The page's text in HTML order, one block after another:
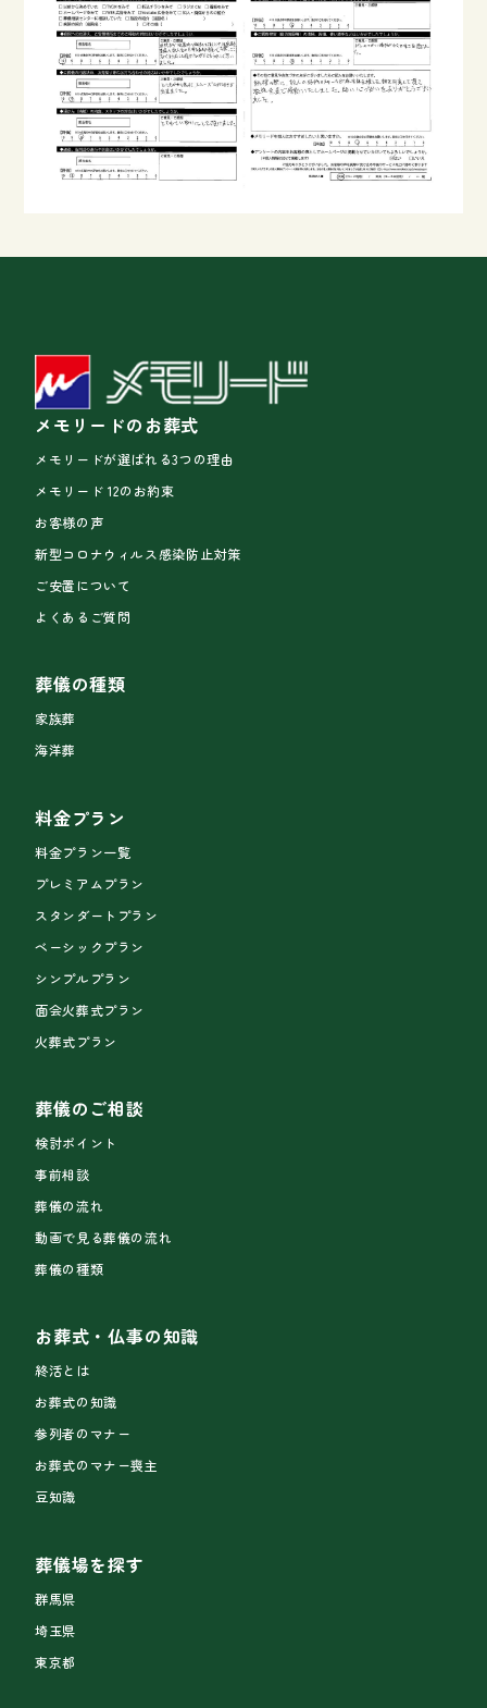
メモリードのお葬式
メモリードが選ばれる3つの理由
メモリード 12のお約束
お客様の声
新型コロナウィルス感染防止対策
ご安置について
よくあるご質問
葬儀の種類
家族葬
海洋葬
料金プラン
料金プラン一覧
プレミアムプラン
スタンダートプラン
ベーシックプラン
シンプルプラン
面会火葬式プラン
火葬式プラン
葬儀のご相談
検討ポイント
事前相談
葬儀の流れ
動画で見る葬儀の流れ
葬儀の種類
お葬式・仏事の知識
終活とは
お葬式の知識
参列者のマナー
お葬式のマナー喪主
豆知識
葬儀場を探す
群馬県
埼玉県
東京都